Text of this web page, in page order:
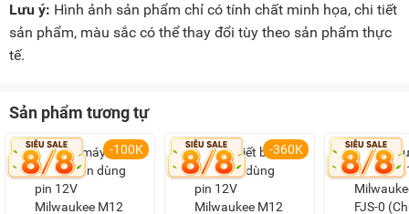
Lưu ý: Hình ảnh sản phẩm chỉ có tính chất minh họa, chi tiết
sản phẩm, màu sắc có thể thay đổi tùy theo sản phẩm thực
tế.
Sản phẩm tương tự
-100K -360K